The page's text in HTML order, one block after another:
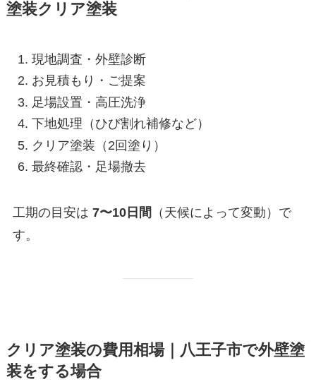
塗装クリア塗装
現地調査・外壁診断
お見積もり・ご提案
足場設置・高圧洗浄
下地処理（ひび割れ補修など）
クリア塗装（2回塗り）
最終確認・足場撤去
工期の目安は 7〜10日間 （天候によって変動）で
す。
クリア塗装の費用相場｜八王子市で外壁塗
装をする場合